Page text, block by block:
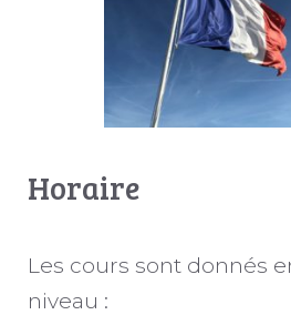
Horaire
Les cours sont donnés
niveau :